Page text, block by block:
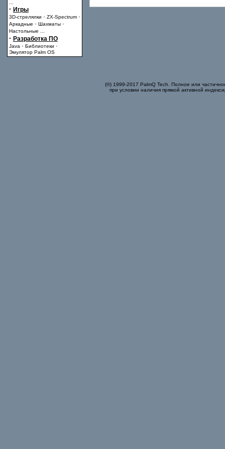
· Игры
3D-стрелялки · ZX-Spectrum ·
Аркадные · Шахматы ·
Настольные
· Разработка ПО
Java · Библиотеки ·
Эмулятор Palm OS
(©) 1999-2017 PalmQ Tech. Полное или
при условии наличия прямой активной